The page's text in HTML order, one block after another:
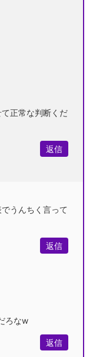
正常な判断くだ
返信
うんちく言って
返信
ろなw
返信